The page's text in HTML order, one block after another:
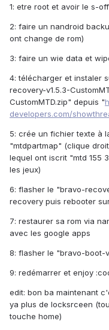
1: etre root et avoir le s-off
2: faire un nandroid
ont change de rom)
3: faire un wie data et
4: télécharger et instaler
recovery-v1.5.3-
CustomMTD.zip" depuis "
developers.com/
5: crée un fichier texte à
"mtdpartmap" (clique
lequel ont iscrit "mtd 155
les jeux)
6: flasher le "bravo-
recovery puis rebooter
7: restaurer sa rom via
avec les google apps
8: flasher le "bravo-boot-
9: redémarrer et enjoy
edit: bon ba maintenant
ya plus de locksrceen
touche home)